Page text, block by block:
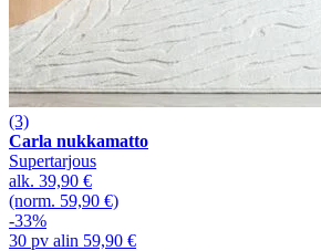
(3)
Carla nukkamatto
Supertarjous
alk. 39,90 €
(norm. 59,90 €)
-33%
30 pv alin 59,90 €